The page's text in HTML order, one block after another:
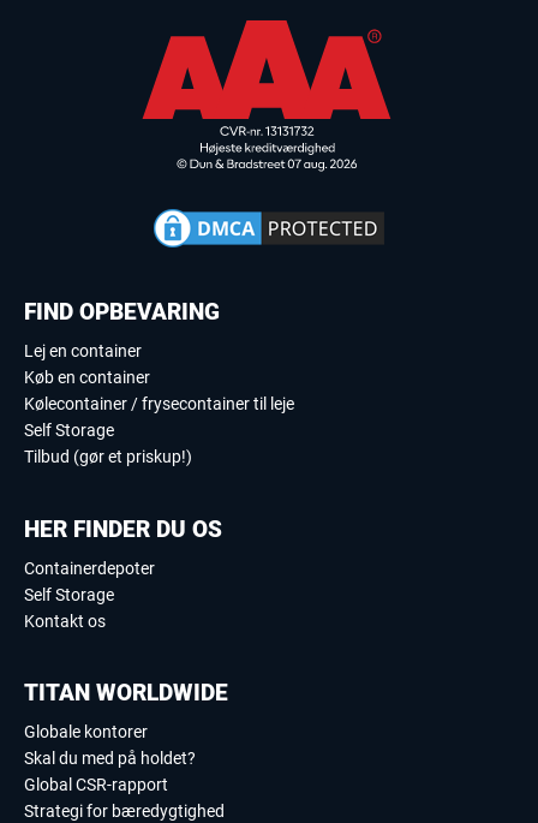
FIND OPBEVARING
Lej en container
Køb en container
Kølecontainer / frysecontainer til leje
Self Storage
Tilbud (gør et priskup!)
HER FINDER DU OS
Containerdepoter
Self Storage
Kontakt os
TITAN WORLDWIDE
Globale kontorer
Skal du med på holdet?
Global CSR-rapport
Strategi for bæredygtighed